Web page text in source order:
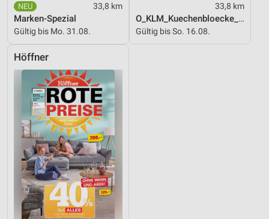
33,8 km
Marken-Spezial
Gültig bis Mo. 31.08.
33,8 km
O_KLM_Kuechenbloecke_01_26_ES
Gültig bis So. 16.08.
Höffner